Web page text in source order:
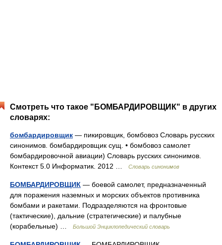
Смотреть что такое "БОМБАРДИРОВЩИК" в других
словарях:
бомбардировщик — пикировщик, бомбовоз Словарь русских
синонимов. бомбардировщик сущ. • бомбовоз самолет
бомбардировочной авиации) Словарь русских синонимов.
Контекст 5.0 Информатик. 2012 …
Словарь синонимов
БОМБАРДИРОВЩИК — боевой самолет, предназначенный
для поражения наземных и морских объектов противника
бомбами и ракетами. Подразделяются на фронтовые
(тактические), дальние (стратегические) и палубные
(корабельные) …
Большой Энциклопедический словарь